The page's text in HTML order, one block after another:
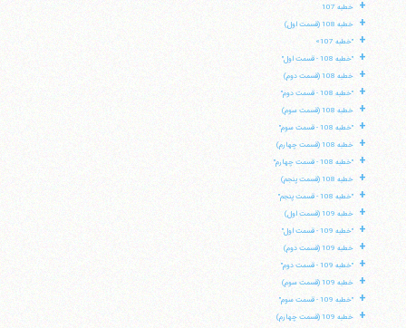
+ خطبه 107
+ خطبه 108 (قسمت اول)
+ "خطبه 107»
+ "خطبه 108 - قسمت اول"
+ خطبه 108 (قسمت دوم)
+ "خطبه 108 - قسمت دوم"
+ خطبه 108 (قسمت سوم)
+ "خطبه 108 - قسمت سوم"
+ خطبه 108 (قسمت چهارم)
+ "خطبه 108 - قسمت چهارم"
+ خطبه 108 (قسمت پنجم)
+ "خطبه 108 - قسمت پنجم"
+ خطبه 109 (قسمت اول)
+ "خطبه 109 - قسمت اول"
+ خطبه 109 (قسمت دوم)
+ "خطبه 109 - قسمت دوم"
+ خطبه 109 (قسمت سوم)
+ "خطبه 109 - قسمت سوم"
+ خطبه 109 (قسمت چهارم)